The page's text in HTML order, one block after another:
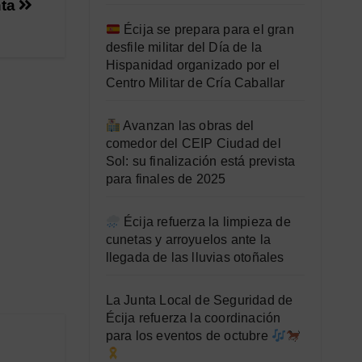
Écija se prepara para el gran
desfile militar del Día de la
Hispanidad organizado por el
Centro Militar de Cría Caballar
Avanzan las obras del
comedor del CEIP Ciudad del
Sol: su finalización está prevista
para finales de 2025
Écija refuerza la limpieza de
cunetas y arroyuelos ante la
llegada de las lluvias otoñales
La Junta Local de Seguridad de
Écija refuerza la coordinación
para los eventos de octubre